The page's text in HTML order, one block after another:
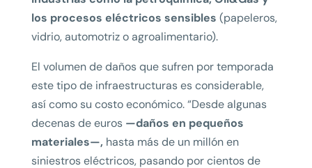
los procesos eléctricos sensibles (papeleros,
vidrio, automotriz o agroalimentario).
El volumen de daños que sufren por temporada
este tipo de infraestructuras es considerable,
así como su costo económico. “Desde algunas
decenas de euros —daños en pequeños
materiales—, hasta más de un millón en
siniestros eléctricos, pasando por cientos de